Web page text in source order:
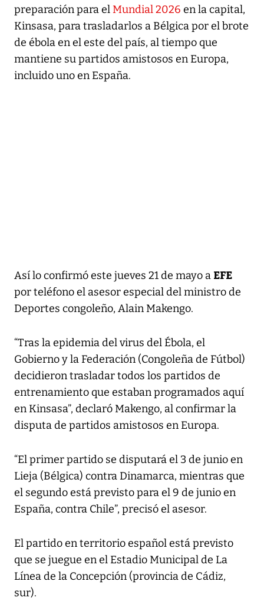
preparación para elMundial 2026 en la capital,
Kinsasa, para trasladarlos a Bélgica por el brote
de ébola en el este del país, al tiempo que
mantiene su partidos amistosos en Europa,
incluido uno en España.
Así lo confirmó este jueves 21 de mayo a EFE
por teléfono el asesor especial del ministro de
Deportes congoleño, Alain Makengo.
“Tras la epidemia del virus del Ébola, el
Gobierno y la Federación (Congoleña de Fútbol)
decidieron trasladar todos los partidos de
entrenamiento que estaban programados aquí
en Kinsasa”, declaró Makengo, al confirmar la
disputa de partidos amistosos en Europa.
“El primer partido se disputará el 3 de junio en
Lieja (Bélgica) contra Dinamarca, mientras que
el segundo está previsto para el 9 de junio en
España, contra Chile”, precisó el asesor.
El partido en territorio español está previsto
que se juegue en el Estadio Municipal de La
Línea de la Concepción (provincia de Cádiz,
sur).